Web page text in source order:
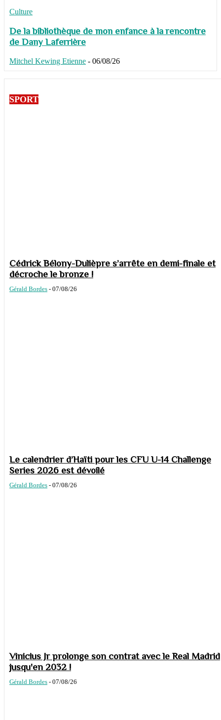
Culture
De la bibliothèque de mon enfance à la rencontre
de Dany Laferrière
Mitchel Kewing Etienne - 06/08/26
SPORT
Cédrick Bélony-Dulièpre s’arrête en demi-finale et
décroche le bronze !
Gérald Bordes - 07/08/26
Le calendrier d’Haïti pour les CFU U-14 Challenge
Series 2026 est dévoilé
Gérald Bordes - 07/08/26
Vinicius Jr prolonge son contrat avec le Real Madrid
jusqu'en 2032 !
Gérald Bordes - 07/08/26